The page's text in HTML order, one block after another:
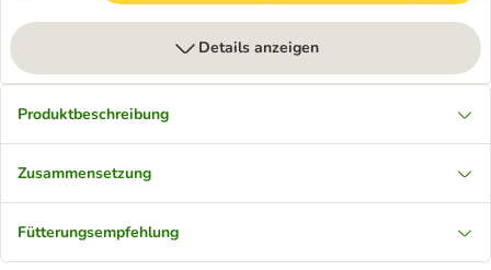
Details anzeigen
Produktbeschreibung
Zusammensetzung
Fütterungsempfehlung